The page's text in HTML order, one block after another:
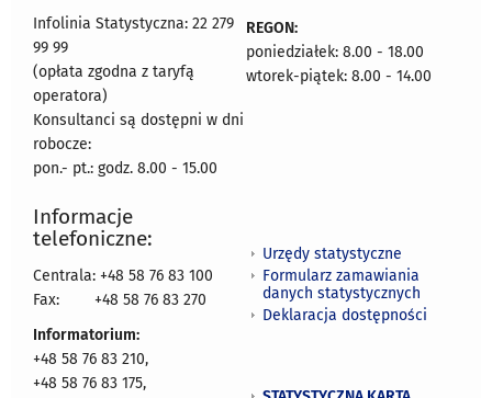
Infolinia Statystyczna: 22 279
99 99
(opłata zgodna z taryfą
operatora)
Konsultanci są dostępni w dni
robocze:
pon.- pt.: godz. 8.00 - 15.00
REGON:
poniedziałek: 8.00 - 18.00
wtorek-piątek: 8.00 - 14.00
Informacje
telefoniczne:
Centrala: +48 58 76 83 100
Fax:
+48 58 76 83 270
Informatorium:
+48 58 76 83 210,
+48 58 76 83 175,
Urzędy statystyczne
Formularz zamawiania
danych statystycznych
Deklaracja dostępności